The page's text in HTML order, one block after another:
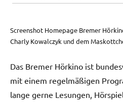
Screenshot Homepage Bremer
Charly Kowalczyk und dem
Das Bremer Hörkino ist
mit einem regelmäßigen
lange gerne Lesungen,